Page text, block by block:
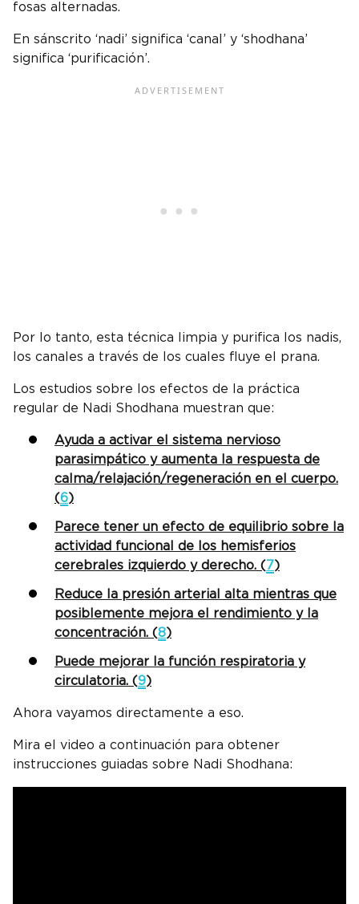
fosas alternadas.
En sánscrito ‘nadi’ significa ‘canal’ y ‘shodhana’
significa ‘purificación’.
Por lo tanto, esta técnica limpia y purifica los nadis,
los canales a través de los cuales fluye el prana.
Los estudios sobre los efectos de la práctica
regular de Nadi Shodhana muestran que:
Ayuda a activar el sistema nervioso
parasimpático y aumenta la respuesta de
calma/relajación/regeneración en el cuerpo.
(6)
Parece tener un efecto de equilibrio sobre la
actividad funcional de los hemisferios
cerebrales izquierdo y derecho. (7)
Reduce la presión arterial alta mientras que
posiblemente mejora el rendimiento y la
concentración. (8)
Puede mejorar la función respiratoria y
circulatoria. (9)
Ahora vayamos directamente a eso.
Mira el video a continuación para obtener
instrucciones guiadas sobre Nadi Shodhana: